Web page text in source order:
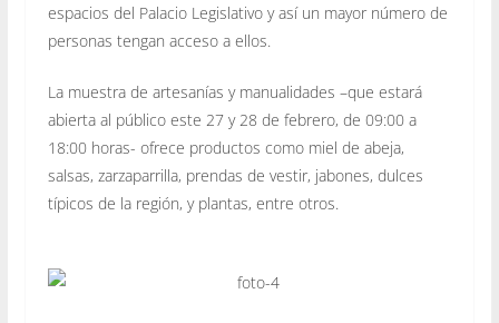
espacios del Palacio Legislativo y así un mayor número de
personas tengan acceso a ellos.
La muestra de artesanías y manualidades –que estará
abierta al público este 27 y 28 de febrero, de 09:00 a
18:00 horas- ofrece productos como miel de abeja,
salsas, zarzaparrilla, prendas de vestir, jabones, dulces
típicos de la región, y plantas, entre otros.